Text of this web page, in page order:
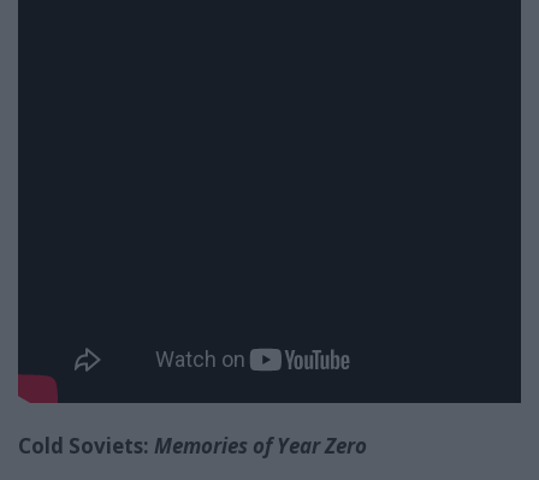
Cold Soviets: Memories of Year Zero